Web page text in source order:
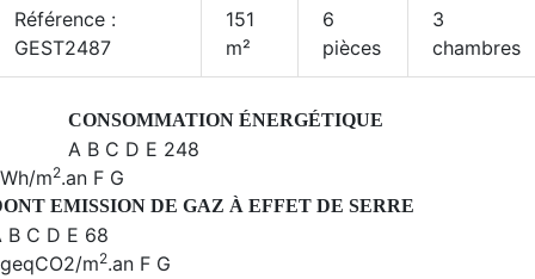
Référence :
GEST2487
151
m²
6
pièces
3
chambres
CONSOMMATION ÉNERGÉTIQUE
A B C D E 248
m2.an F G
EMISSION DE GAZ À EFFET DE SERRE
B C D E 68
m2.an F G